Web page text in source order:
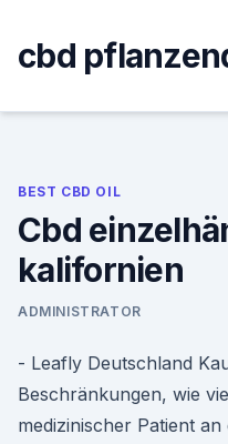
content
cbd
BEST CBD OIL
Cbd
kalifornien
ADMINISTRATOR
- Leafly Deutschland
Beschränkungen, wie
medizinischer Patient